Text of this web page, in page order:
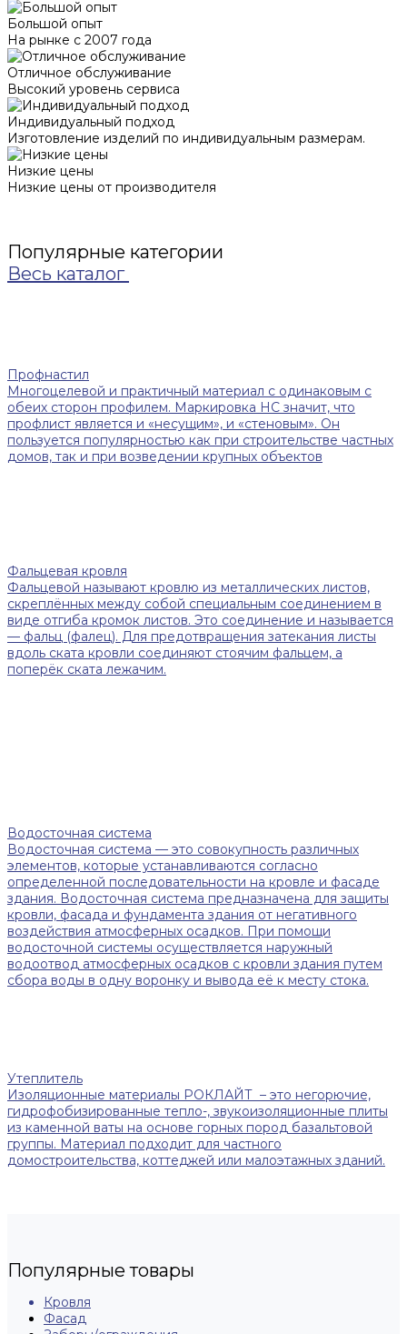
Большой опыт
На рынке с 2007 года
Отличное обслуживание
Высокий уровень сервиса
Индивидуальный подход
Изготовление изделий по индивидуальным размерам.
Низкие цены
Низкие цены от производителя
Популярные категории
Весь каталог
Профнастил
Многоцелевой и практичный материал с одинаковым с
обеих сторон профилем. Маркировка НС значит, что
профлист является и «несущим», и «стеновым». Он
пользуется популярностью как при строительстве частных
домов, так и при возведении крупных объектов
Фальцевая кровля
Фальцевой называют кровлю из металлических листов,
скреплённых между собой специальным соединением в
виде отгиба кромок листов. Это соединение и называется
— фальц (фалец). Для предотвращения затекания листы
вдоль ската кровли соединяют стоячим фальцем, а
поперёк ската лежачим.
Водосточная система
Водосточная система — это совокупность различных
элементов, которые устанавливаются согласно
определенной последовательности на кровле и фасаде
здания. Водосточная система предназначена для защиты
кровли, фасада и фундамента здания от негативного
воздействия атмосферных осадков. При помощи
водосточной системы осуществляется наружный
водоотвод атмосферных осадков с кровли здания путем
сбора воды в одну воронку и вывода её к месту стока.
Утеплитель
Изоляционные материалы РОКЛАЙТ – это негорючие,
гидрофобизированные тепло-, звукоизоляционные плиты
из каменной ваты на основе горных пород базальтовой
группы. Материал подходит для частного
домостроительства, коттеджей или малоэтажных зданий.
Популярные товары
Кровля
Фасад